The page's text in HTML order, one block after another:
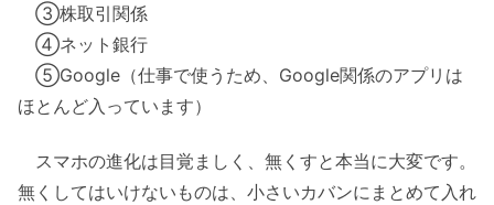
③株取引関係
④ネット銀行
⑤Google（仕事で使うため、Google関係のアプリは
ほとんど入っています）
スマホの進化は目覚ましく、無くすと本当に大変です。
無くしてはいけないものは、小さいカバンにまとめて入れ